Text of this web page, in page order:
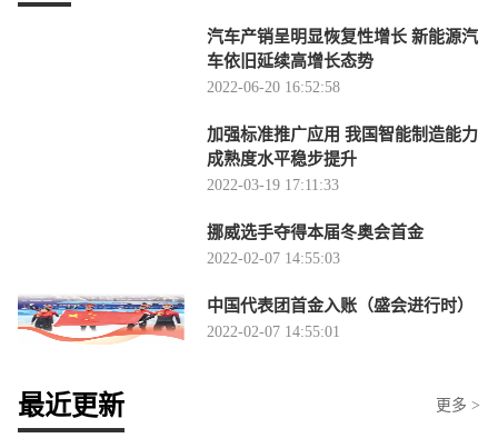
汽车产销呈明显恢复性增长 新能源汽
车依旧延续高增长态势
2022-06-20 16:52:58
加强标准推广应用 我国智能制造能力
成熟度水平稳步提升
2022-03-19 17:11:33
挪威选手夺得本届冬奥会首金
2022-02-07 14:55:03
中国代表团首金入账（盛会进行时）
2022-02-07 14:55:01
最近更新 更多 >